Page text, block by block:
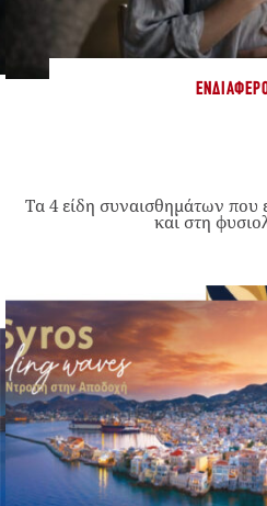
Τα 4 είδη συναισθημάτων που
και στη